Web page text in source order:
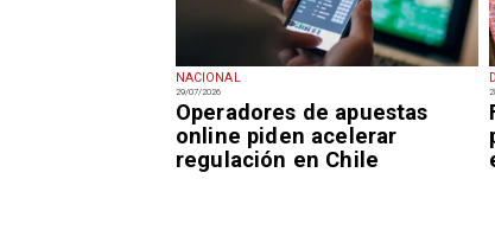
NACIONAL
29/07/2026
Operadores de apuestas
online piden acelerar
regulación en Chile